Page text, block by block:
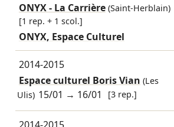
ONYX - La Carrière(Saint-Herblain)
[1 rep. + 1 scol.]
ONYX, Espace Culturel
2014-2015
Espace culturel Boris Vian (Les
Ulis) 15/01 → 16/01 [3 rep.]